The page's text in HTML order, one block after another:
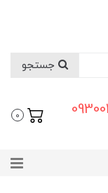
09111961461 -
0